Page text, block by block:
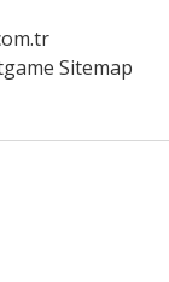
Sitemap